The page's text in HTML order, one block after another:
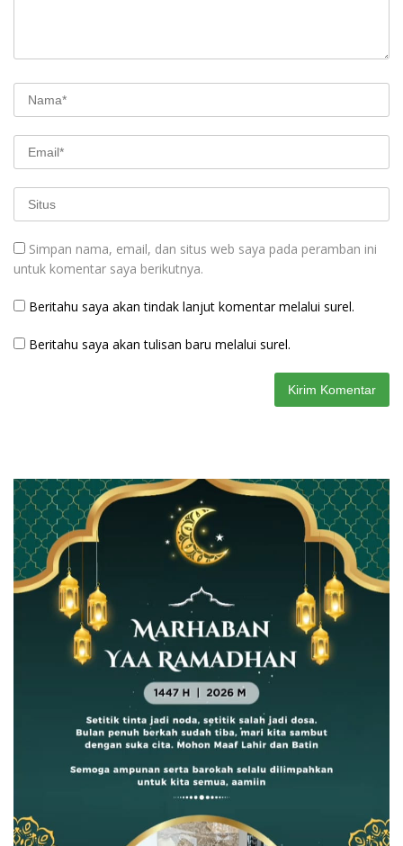
Simpan nama, email, dan situs web saya pada peramban ini
untuk komentar saya berikutnya.
Beritahu saya akan tindak lanjut komentar melalui surel.
Beritahu saya akan tulisan baru melalui surel.